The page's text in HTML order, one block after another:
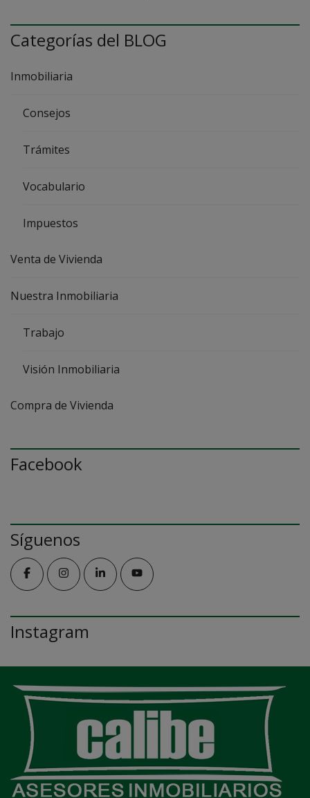
Categorías del BLOG
Inmobiliaria
Consejos
Trámites
Vocabulario
Impuestos
Venta de Vivienda
Nuestra Inmobiliaria
Trabajo
Visión Inmobiliaria
Compra de Vivienda
Facebook
Síguenos
Instagram